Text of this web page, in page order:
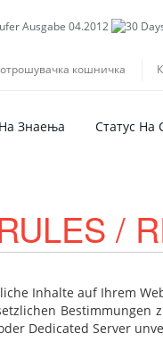
кошничка
Знаења Статус На
/
Inhalte auf Ihrem
Dedicated Server